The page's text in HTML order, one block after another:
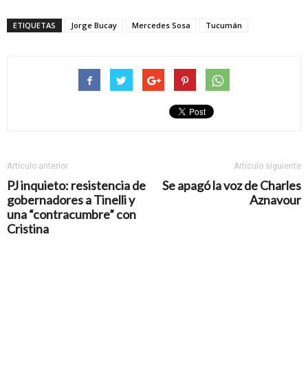
ETIQUETAS Jorge Bucay Mercedes Sosa Tucumán
Artículo anterior
PJ inquieto: resistencia de
gobernadores a Tinelli y
una “contracumbre” con
Cristina
Artículo siguiente
Se apagó la voz de Charles
Aznavour